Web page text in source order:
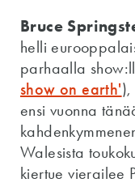
Bruce
helli
parhaalla
show on earth'
ensi vuonna
Walesista
kiertue vierailee